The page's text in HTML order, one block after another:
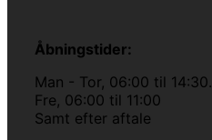
Åbningstider:
Man - Tor, 06:00 til 14:30.
Fre, 06:00 til 11:00
Samt efter aftale